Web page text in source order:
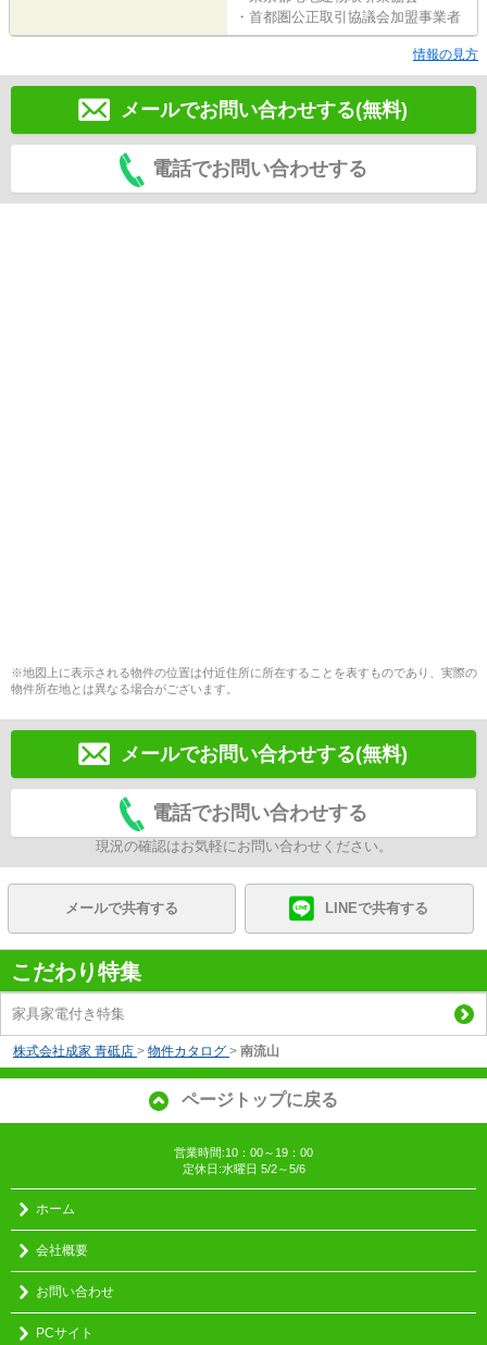
・首都圏公正取引協議会加盟事業者
情報の見方
メールでお問い合わせする(無料)
電話でお問い合わせする
※地図上に表示される物件の位置は付近住所に所在することを表すものであり、実際の
物件所在地とは異なる場合がございます。
メールでお問い合わせする(無料)
電話でお問い合わせする
現況の確認はお気軽にお問い合わせください。
メールで共有する LINEで共有する
こだわり特集
家具家電付き特集
株式会社成家 青砥店 > 物件カタログ > 南流山
ページトップに戻る
営業時間:10：00～19：00
定休日:水曜日 5/2～5/6
ホーム
会社概要
お問い合わせ
PCサイト